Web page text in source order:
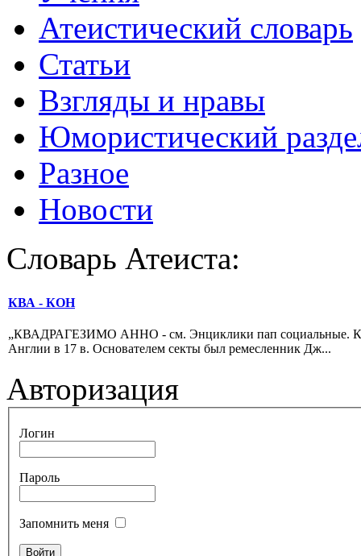
Атеистический словарь
Статьи
Взгляды и нравы
Юмористический
Разное
Новости
Словарь Атеиста:
КВА - КОН
„КВАДРАГЕЗИМО АННО - см. Энциклики пап социальные.
Англии в 17 в. Основателем секты был ремеслен­ник Дж...
Авторизация
Логин
Пароль
Запомнить меня